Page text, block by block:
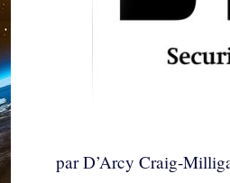
par D’Arcy Craig-